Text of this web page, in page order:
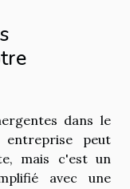
dans le
peut
mais c'est un
avec une